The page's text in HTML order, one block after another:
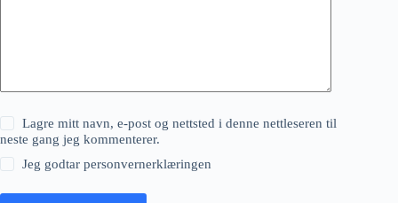
Lagre mitt navn, e-post og nettsted i denne nettleseren til
neste gang jeg kommenterer.
Jeg godtarpersonvernerklæringen